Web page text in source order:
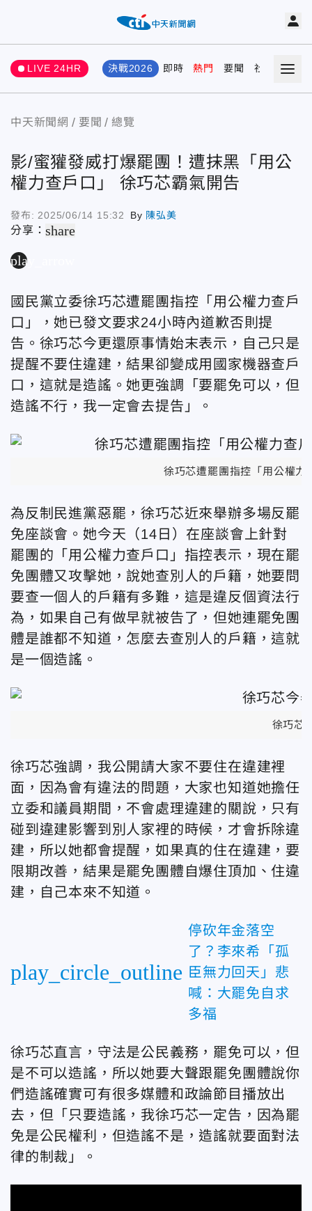
LIVE 24HR 決戰2026 即時 熱門 要聞 社會 娛樂
中天新聞網 要聞 總覽
影/蜜獾發威打爆罷團！遭抹黑「用公
權力查戶口」 徐巧芯霸氣開告
發布: 2025/06/14 15:32 By 陳弘美
分享：share
play_arrow
國民黨立委徐巧芯遭罷團指控「用公權力查戶
口」，她已發文要求24小時內道歉否則提
告。徐巧芯今更還原事情始末表示，自己只是
提醒不要住違建，結果卻變成用國家機器查戶
口，這就是造謠。她更強調「要罷免可以，但
造謠不行，我一定會去提告」。
徐巧芯遭罷團指控「用公權
為反制民進黨惡罷，徐巧芯近來舉辦多場反罷
免座談會。她今天（14日）在座談會上針對
罷團的「用公權力查戶口」指控表示，現在罷
免團體又攻擊她，說她查別人的戶籍，她要問
要查一個人的戶籍有多難，這是違反個資法行
為，如果自己有做早就被告了，但她連罷免團
體是誰都不知道，怎麼去查別人的戶籍，這就
是一個造謠。
徐巧芯
徐巧芯強調，我公開請大家不要住在違建裡
面，因為會有違法的問題，大家也知道她擔任
立委和議員期間，不會處理違建的關說，只有
碰到違建影響到別人家裡的時候，才會拆除違
建，所以她都會提醒，如果真的住在違建，要
限期改善，結果是罷免團體自爆住頂加、住違
建，自己本來不知道。
play_circle_outline
停砍年金落空
了？李來希「孤
臣無力回天」悲
喊：大罷免自求
多福
徐巧芯直言，守法是公民義務，罷免可以，但
是不可以造謠，所以她要大聲跟罷免團體說你
們造謠確實可有很多媒體和政論節目播放出
去，但「只要造謠，我徐巧芯一定告，因為罷
免是公民權利，但造謠不是，造謠就要面對法
律的制裁」。